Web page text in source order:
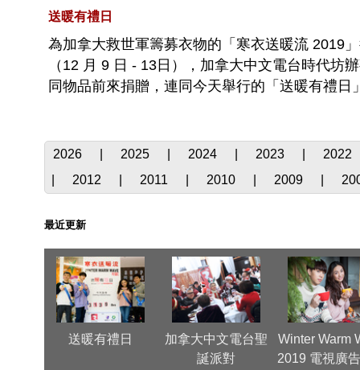
送暖有禮日
為加拿大救世軍籌募衣物的「寒衣送暖流 2019
（12 月 9 日 - 13日），加拿大中文電台時代坊
同物品前來捐贈，連同今天舉行的「送暖有禮
2026 2025 2024 2023
2022
2012 2011 2010 2009
最近更新
送暖有禮日
加拿大中文電台聖
誕派對
Winter Warm
2019 電視廣